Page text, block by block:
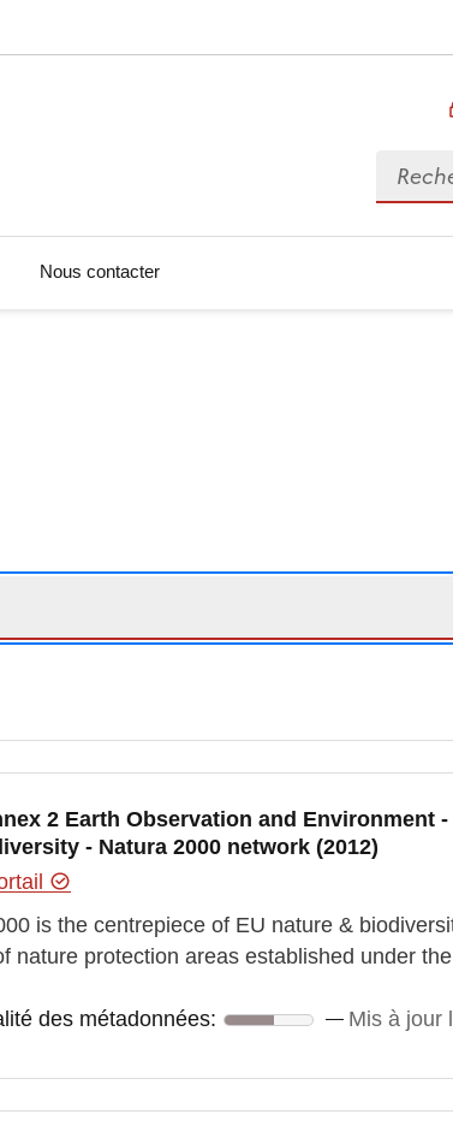
Nous contacter
2 Earth Observation and Environment
- Natura 2000 network (2012)
is the centrepiece of EU nature &
nature protection areas established under
des métadonnées:
des métadonnées: Mis à jour